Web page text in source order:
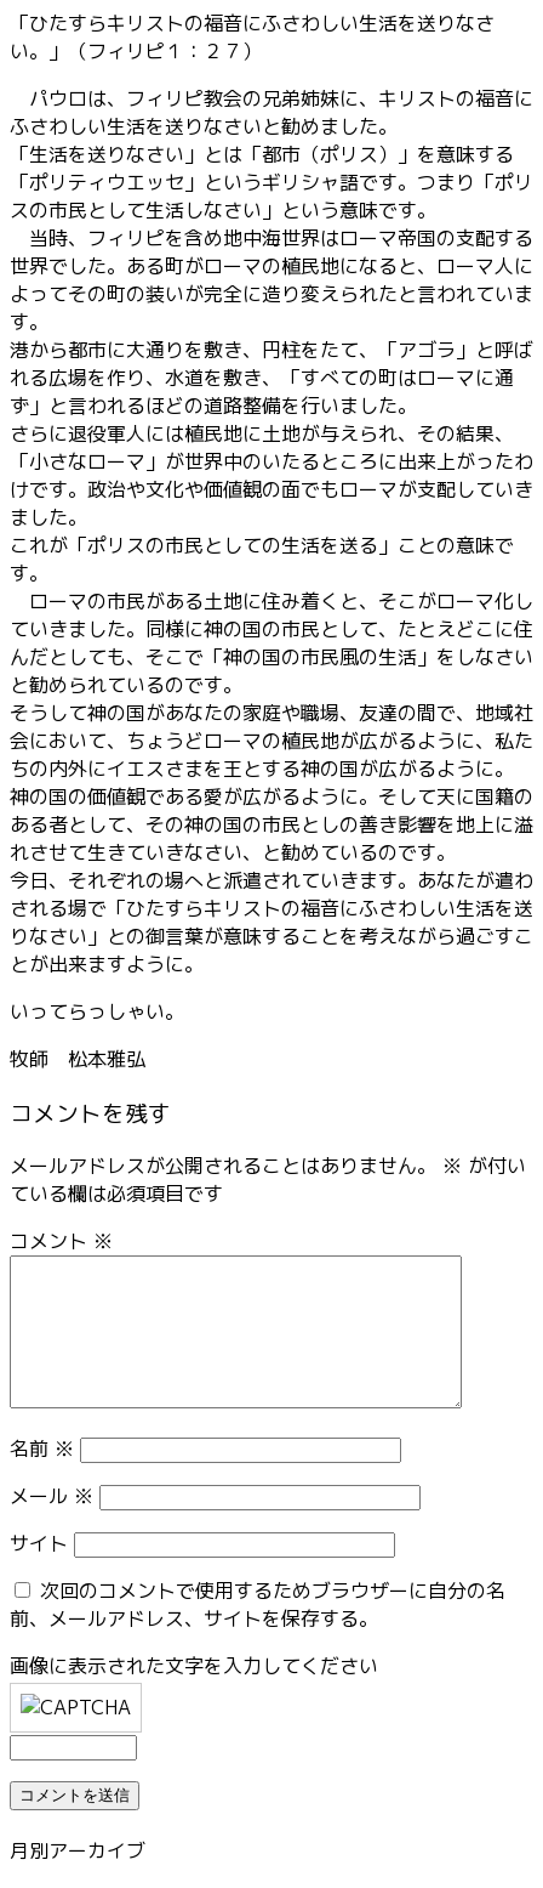
「ひたすらキリストの福音にふさわしい生活を送りなさ
い。」（フィリピ１：２７）
パウロは、フィリピ教会の兄弟姉妹に、キリストの福音に
ふさわしい生活を送りなさいと勧めました。
「生活を送りなさい」とは「都市（ポリス）」を意味する
「ポリティウエッセ」というギリシャ語です。つまり「ポリ
スの市民として生活しなさい」という意味です。
当時、フィリピを含め地中海世界はローマ帝国の支配する
世界でした。ある町がローマの植民地になると、ローマ人に
よってその町の装いが完全に造り変えられたと言われていま
す。
港から都市に大通りを敷き、円柱をたて、「アゴラ」と呼ば
れる広場を作り、水道を敷き、「すべての町はローマに通
ず」と言われるほどの道路整備を行いました。
さらに退役軍人には植民地に土地が与えられ、その結果、
「小さなローマ」が世界中のいたるところに出来上がったわ
けです。政治や文化や価値観の面でもローマが支配していき
ました。
これが「ポリスの市民としての生活を送る」ことの意味で
す。
ローマの市民がある土地に住み着くと、そこがローマ化し
ていきました。同様に神の国の市民として、たとえどこに住
んだとしても、そこで「神の国の市民風の生活」をしなさい
と勧められているのです。
そうして神の国があなたの家庭や職場、友達の間で、地域社
会において、ちょうどローマの植民地が広がるように、私た
ちの内外にイエスさまを王とする神の国が広がるように。
神の国の価値観である愛が広がるように。そして天に国籍の
ある者として、その神の国の市民としの善き影響を地上に溢
れさせて生きていきなさい、と勧めているのです。
今日、それぞれの場へと派遣されていきます。あなたが遣わ
される場で「ひたすらキリストの福音にふさわしい生活を送
りなさい」との御言葉が意味することを考えながら過ごすこ
とが出来ますように。
いってらっしゃい。
牧師 松本雅弘
コメントを残す
メールアドレスが公開されることはありません。 ※ が付い
ている欄は必須項目です
コメント ※
名前 ※
メール ※
サイト
次回のコメントで使用するためブラウザーに自分の名
前、メールアドレス、サイトを保存する。
画像に表示された文字を入力してください
月別アーカイブ